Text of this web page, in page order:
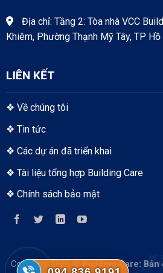
Địa chỉ: Tầng 2: Tòa nhà VCC
Khiêm, Phường Thạnh Mỹ Tây, TP Hồ
LIÊN KẾT
❖ Về chúng tôi
❖ Tin tức
❖ Các dự án đã triển khai
❖ Tài liệu tổng hợp Building Care
❖ Chính sách bảo mật
Copyright 2026 © Building Care: Bản